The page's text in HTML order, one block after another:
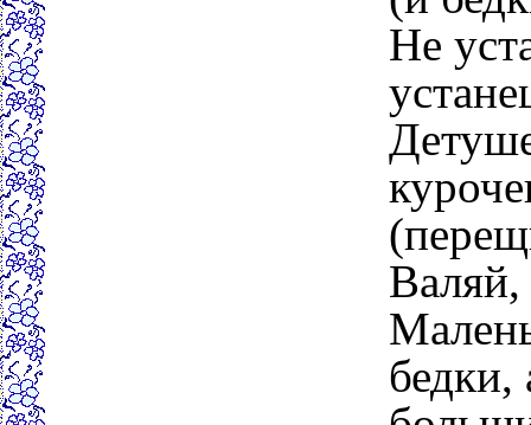
Не
Валяй,